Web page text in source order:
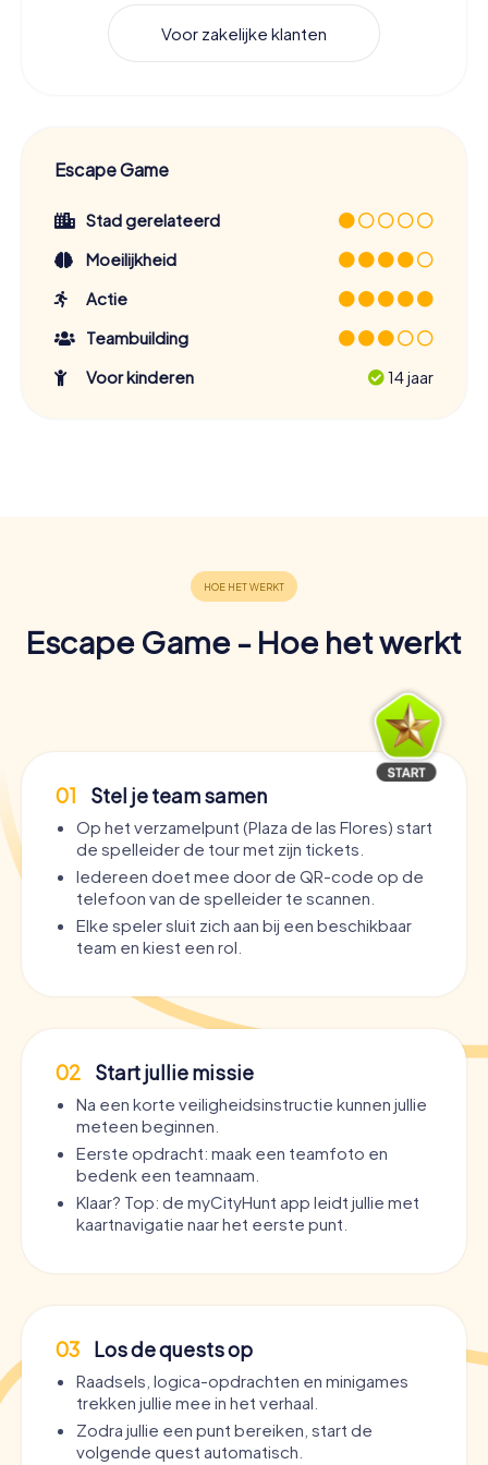
Voor zakelijke klanten
Escape Game
Stad gerelateerd
Moeilijkheid
Actie
Teambuilding
Voor kinderen
14 jaar
Escape Game - Hoe het werkt
01 Stel je team samen
Op het verzamelpunt (Plaza de las Flores) start
de spelleider de tour met zijn tickets.
Iedereen doet mee door de QR-code op de
telefoon van de spelleider te scannen.
Elke speler sluit zich aan bij een beschikbaar
team en kiest een rol.
02 Start jullie missie
Na een korte veiligheidsinstructie kunnen jullie
meteen beginnen.
Eerste opdracht: maak een teamfoto en
bedenk een teamnaam.
Klaar? Top: de myCityHunt app leidt jullie met
kaartnavigatie naar het eerste punt.
03 Los de quests op
Raadsels, logica-opdrachten en minigames
trekken jullie mee in het verhaal.
Zodra jullie een punt bereiken, start de
volgende quest automatisch.